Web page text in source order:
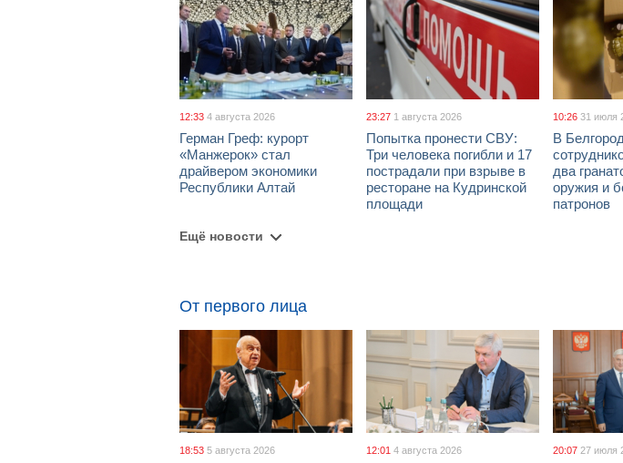
12:33 4 августа 2026
Герман Греф: курорт
«Манжерок» стал
драйвером экономики
Республики Алтай
23:27 1 августа 2026
Попытка пронести СВУ:
Три человека погибли и 17
пострадали при взрыве в
ресторане на Кудринской
площади
10:26 31 июля
В
два
оружия и
патронов
Ещё новости
От первого лица
18:53 5 августа 2026 12:01 4 августа 2026 20:07 27 июля